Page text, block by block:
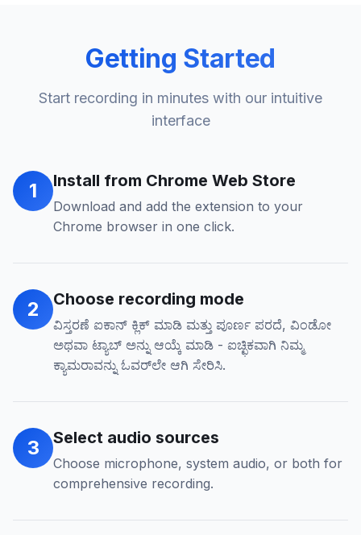
Getting Started
Start recording in minutes with our intuitive
interface
1 Install from Chrome Web Store
Download and add the extension to your
Chrome browser in one click.
2 Choose recording mode
ವಿಸ್ತರಣೆ ಐಕಾನ್ ಕ್ಲಿಕ್ ಮಾಡಿ ಮತ್ತು ಪೂರ್ಣ ಪರದೆ, ವಿಂಡೋ
ಅಥವಾ ಟ್ಯಾಬ್ ಅನ್ನು ಆಯ್ಕೆ ಮಾಡಿ - ಐಚ್ಛಿಕವಾಗಿ ನಿಮ್ಮ
ಕ್ಯಾಮರಾವನ್ನು ಓವರ್‌ಲೇ ಆಗಿ ಸೇರಿಸಿ.
3 Select audio sources
Choose microphone, system audio, or both for
comprehensive recording.